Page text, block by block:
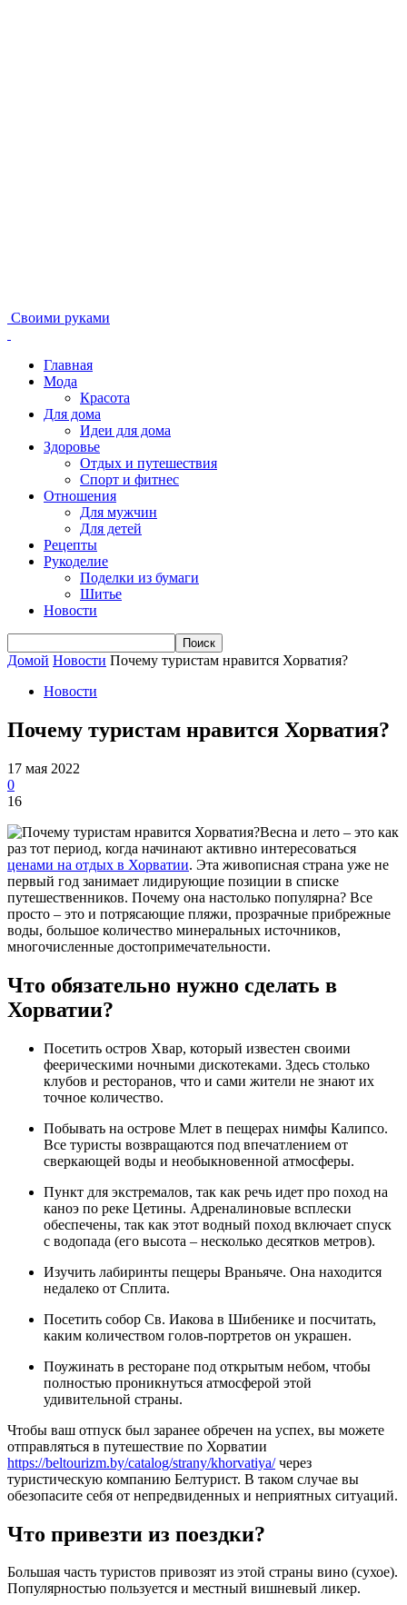
Своими руками
Главная
Мода
Красота
Для дома
Идеи для дома
Здоровье
Отдых и путешествия
Спорт и фитнес
Отношения
Для мужчин
Для детей
Рецепты
Рукоделие
Поделки из бумаги
Шитье
Новости
Домой Новости Почему туристам нравится Хорватия?
Новости
Почему туристам нравится Хорватия?
17 мая 2022
0
16
Весна и лето – это как
раз тот период, когда начинают активно интересоваться
ценами на отдых в Хорватии. Эта живописная страна уже не
первый год занимает лидирующие позиции в списке
путешественников. Почему она настолько популярна? Все
просто – это и потрясающие пляжи, прозрачные прибрежные
воды, большое количество минеральных источников,
многочисленные достопримечательности.
Что обязательно нужно сделать в
Хорватии?
Посетить остров Хвар, который известен своими
феерическими ночными дискотеками. Здесь столько
клубов и ресторанов, что и сами жители не знают их
точное количество.
Побывать на острове Млет в пещерах нимфы Калипсо.
Все туристы возвращаются под впечатлением от
сверкающей воды и необыкновенной атмосферы.
Пункт для экстремалов, так как речь идет про поход на
каноэ по реке Цетины. Адреналиновые всплески
обеспечены, так как этот водный поход включает спуск
с водопада (его высота – несколько десятков метров).
Изучить лабиринты пещеры Враньяче. Она находится
недалеко от Сплита.
Посетить собор Св. Иакова в Шибенике и посчитать,
каким количеством голов-портретов он украшен.
Поужинать в ресторане под открытым небом, чтобы
полностью проникнуться атмосферой этой
удивительной страны.
Чтобы ваш отпуск был заранее обречен на успех, вы можете
отправляться в путешествие по Хорватии
https://beltourizm.by/catalog/strany/khorvatiya/через
туристическую компанию Белтурист. В таком случае вы
обезопасите себя от непредвиденных и неприятных ситуаций.
Что привезти из поездки?
Большая часть туристов привозят из этой страны вино (сухое).
Популярностью пользуется и местный вишневый ликер.